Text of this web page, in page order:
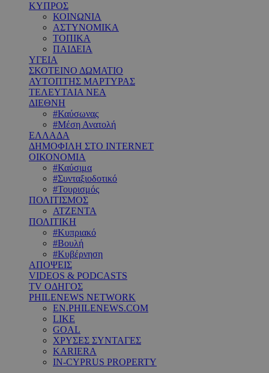
ΚΥΠΡΟΣ
ΚΟΙΝΩΝΙΑ
ΑΣΤΥΝΟΜΙΚΑ
ΤΟΠΙΚΑ
ΠΑΙΔΕΙΑ
ΥΓΕΙΑ
ΣΚΟΤΕΙΝΟ ΔΩΜΑΤΙΟ
ΑΥΤΟΠΤΗΣ ΜΑΡΤΥΡΑΣ
ΤΕΛΕΥΤΑΙΑ ΝΕΑ
ΔΙΕΘΝΗ
#Καύσωνας
#Μέση Ανατολή
ΕΛΛΑΔΑ
ΔΗΜΟΦΙΛΗ ΣΤΟ INTERNET
ΟΙΚΟΝΟΜΙΑ
#Καύσιμα
#Συνταξιοδοτικό
#Τουρισμός
ΠΟΛΙΤΙΣΜΟΣ
ΑΤΖΕΝΤΑ
ΠΟΛΙΤΙΚΗ
#Κυπριακό
#Βουλή
#Κυβέρνηση
ΑΠΟΨΕΙΣ
VIDEOS & PODCASTS
TV ΟΔΗΓΟΣ
PHILENEWS NETWORK
EN.PHILENEWS.COM
LIKE
GOAL
ΧΡΥΣΕΣ ΣΥΝΤΑΓΕΣ
KARIERA
IN-CYPRUS PROPERTY